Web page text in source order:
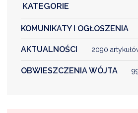
KATEGORIE
KOMUNIKATY I OGŁOSZENIA
AKTUALNOŚCI 2090
OBWIESZCZENIA WÓJTA